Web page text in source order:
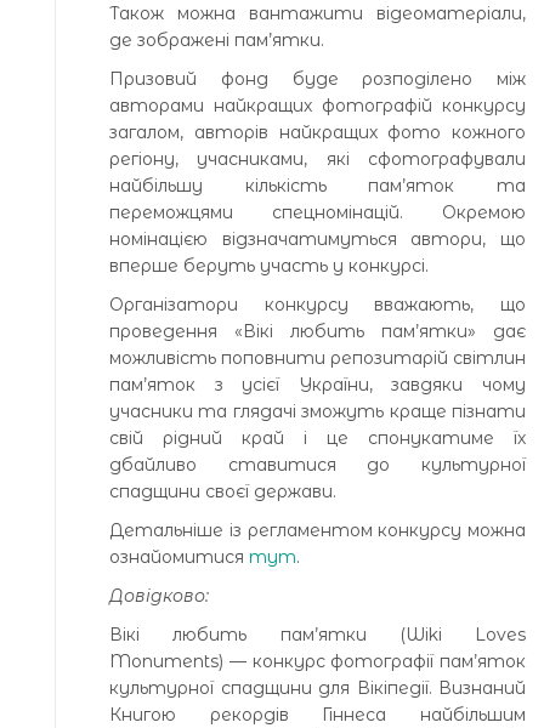
Також можна вантажити відеоматеріали,
де зображені пам’ятки.
Призовий фонд буде розподілено між
авторами найкращих фотографій конкурсу
загалом, авторів найкращих фото кожного
регіону, учасниками, які сфотографували
найбільшу кількість пам’яток та
переможцями спецномінацій. Окремою
номінацією відзначатимуться автори, що
вперше беруть участь у конкурсі.
Організатори конкурсу вважають, що
проведення «Вікі любить пам’ятки» дає
можливість поповнити репозитарій світлин
пам’яток з усієї України, завдяки чому
учасники та глядачі зможуть краще пізнати
свій рідний край і це спонукатиме їх
дбайливо ставитися до культурної
спадщини своєї держави.
Детальніше із регламентом конкурсу можна
ознайомитися тут.
Довідково:
Вікі любить пам’ятки (Wiki Loves
Monuments) — конкурс фотографії пам’яток
культурної спадщини для Вікіпедії. Визнаний
Книгою рекордів Гіннеса найбільшим